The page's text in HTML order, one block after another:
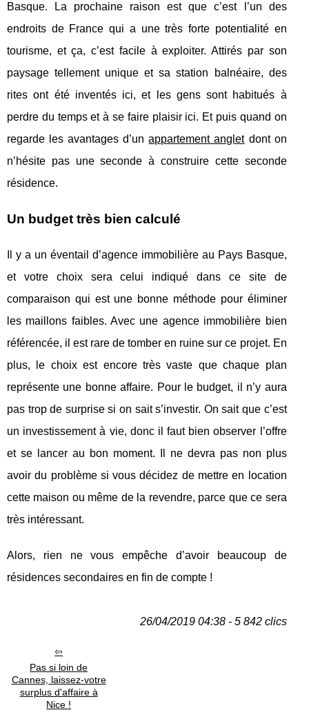
Basque. La prochaine raison est que c’est l’un des
endroits de France qui a une très forte potentialité en
tourisme, et ça, c’est facile à exploiter. Attirés par son
paysage tellement unique et sa station balnéaire, des
rites ont été inventés ici, et les gens sont habitués à
perdre du temps et à se faire plaisir ici. Et puis quand on
regarde les avantages d’unappartement angletdont on
n’hésite pas une seconde à construire cette seconde
résidence.
Un budget très bien calculé
Il y a un éventail d’agence immobilière au Pays Basque,
et votre choix sera celui indiqué dans ce site de
comparaison qui est une bonne méthode pour éliminer
les maillons faibles. Avec une agence immobilière bien
référencée, il est rare de tomber en ruine sur ce projet. En
plus, le choix est encore très vaste que chaque plan
représente une bonne affaire. Pour le budget, il n’y aura
pas trop de surprise si on sait s’investir. On sait que c’est
un investissement à vie, donc il faut bien observer l’offre
et se lancer au bon moment. Il ne devra pas non plus
avoir du problème si vous décidez de mettre en location
cette maison ou même de la revendre, parce que ce sera
très intéressant.
Alors, rien ne vous empêche d’avoir beaucoup de
résidences secondaires en fin de compte !
26/04/2019 04:38 - 5 842 clics
Pas si loin de
Cannes, laissez-votre
surplus d'affaire à
Nice !